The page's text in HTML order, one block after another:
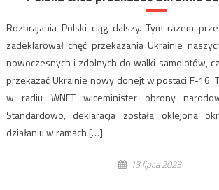
Rozbrajania Polski ciąg dalszy. Tym razem
zadeklarował chęć przekazania Ukrainie
nowoczesnych i zdolnych do walki samolotów,
przekazać Ukrainie nowy donejt w postaci F-16.
w radiu WNET wiceminister obrony
Standardowo, deklaracja została oklejona
działaniu w ramach […]
13 lipca 2023